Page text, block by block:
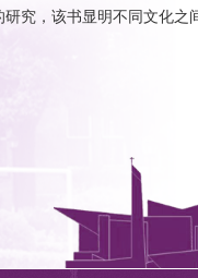
究，该书显明不同文化